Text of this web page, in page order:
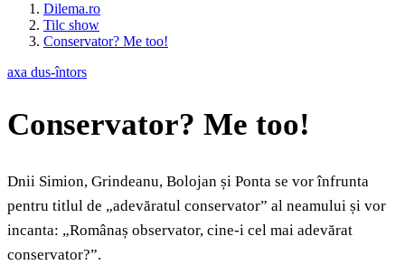
Dilema.ro
Tilc show
Conservator? Me too!
axa dus-întors
Conservator? Me too!
Dnii Simion, Grindeanu, Bolojan și Ponta se vor înfrunta
pentru titlul de „adevăratul conservator” al neamului și vor
incanta: „Românaș observator, cine-i cel mai adevărat
conservator?”.